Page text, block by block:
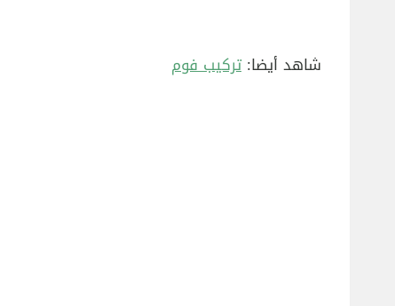
شاهد أيضا: تركيب فوم